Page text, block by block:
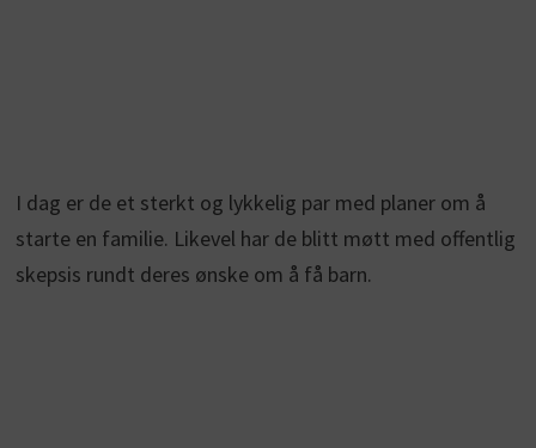
I dag er de et sterkt og lykkelig par med planer om å
starte en familie. Likevel har de blitt møtt med offentlig
skepsis rundt deres ønske om å få barn.